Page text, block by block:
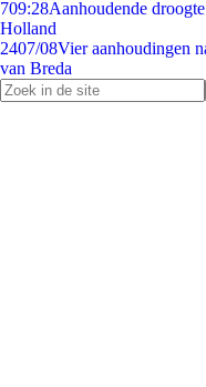
709:28Aanhoudende
Holland
2407/08Vier aanhoudingen
van Breda